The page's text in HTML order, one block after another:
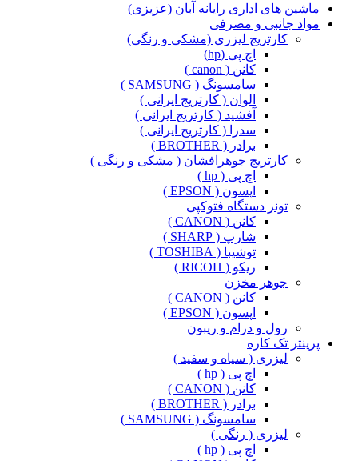
ماشین های اداری رایانه آبان (عزیزی)
مواد جانبی و مصرفی
کارتریج لیزری (مشکی و رنگی)
اچ پی (hp)
کانن ( canon )
سامسونگ ( SAMSUNG )
الوان ( کارتریج ایرانی )
آفشید ( کارتریج ایرانی )
سدرا ( کارتریج ایرانی )
برادر ( BROTHER )
کارتریج جوهرافشان ( مشکی و رنگی )
اچ پی ( hp )
اپسون ( EPSON )
تونر دستگاه فتوکپی
کانن ( CANON )
شارپ ( SHARP )
توشیبا ( TOSHIBA )
ریکو ( RICOH )
جوهر مخزن
کانن ( CANON )
اپسون ( EPSON )
رول و درام و ریبون
پرینتر تک کاره
لیزری ( سیاه و سفید )
اچ پی ( hp )
کانن ( CANON )
برادر ( BROTHER )
سامسونگ ( SAMSUNG )
لیزری ( رنگی )
اچ پی ( hp )